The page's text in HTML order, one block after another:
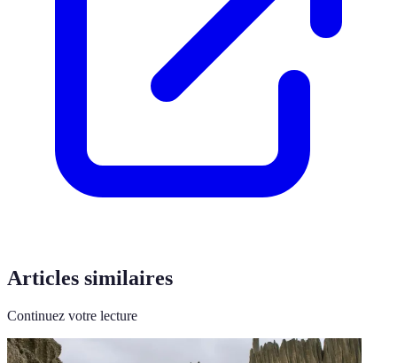
Articles similaires
Continuez votre lecture